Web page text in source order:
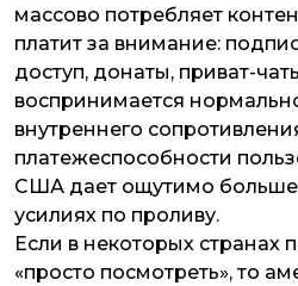
массово потребляет
платит за внимание:
доступ, донаты, приват-
воспринимается
внутреннего
платежеспособности
США дает ощутимо больше
усилиях по проливу.
Если в некоторых странах
«просто посмотреть», то